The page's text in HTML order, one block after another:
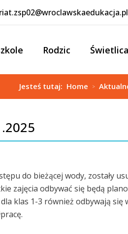
Rodzic Świetlica
Jesteś tutaj: Home >
do bieżącej wody, zostały
zajęcia odbywać się będą
klas 1-3 również odbywają